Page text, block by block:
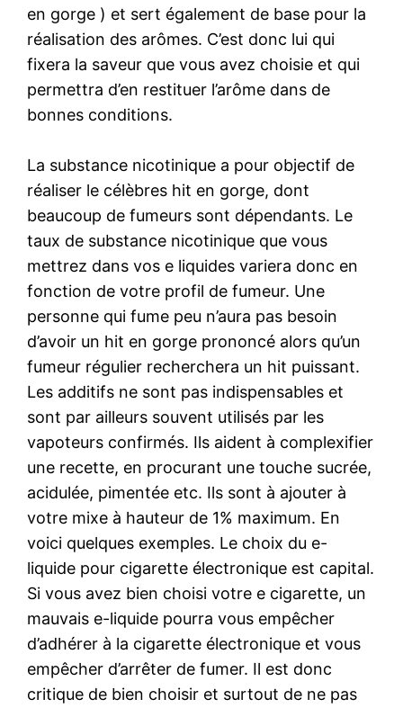
en gorge ) et sert également de base pour la
réalisation des arômes. C’est donc lui qui
fixera la saveur que vous avez choisie et qui
permettra d’en restituer l’arôme dans de
bonnes conditions.
La substance nicotinique a pour objectif de
réaliser le célèbres hit en gorge, dont
beaucoup de fumeurs sont dépendants. Le
taux de substance nicotinique que vous
mettrez dans vos e liquides variera donc en
fonction de votre profil de fumeur. Une
personne qui fume peu n’aura pas besoin
d’avoir un hit en gorge prononcé alors qu’un
fumeur régulier recherchera un hit puissant.
Les additifs ne sont pas indispensables et
sont par ailleurs souvent utilisés par les
vapoteurs confirmés. Ils aident à complexifier
une recette, en procurant une touche sucrée,
acidulée, pimentée etc. Ils sont à ajouter à
votre mixe à hauteur de 1% maximum. En
voici quelques exemples. Le choix du e-
liquide pour cigarette électronique est capital.
Si vous avez bien choisi votre e cigarette, un
mauvais e-liquide pourra vous empêcher
d’adhérer à la cigarette électronique et vous
empêcher d’arrêter de fumer. Il est donc
critique de bien choisir et surtout de ne pas